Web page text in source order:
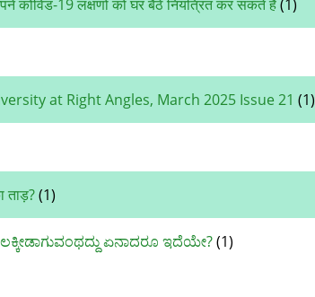
कोविड-19 लक्षणों को घर बैठे नियंत्रित कर सकते हैं(1)
at Right Angles, March 2025 Issue 21 (1)
ताड़?(1)
ಏನಾದರೂ ಇದೆಯೇ?(1)